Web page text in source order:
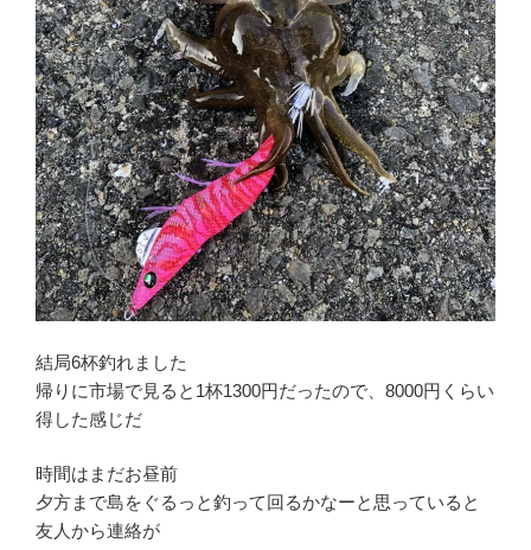
結局6杯釣れました
帰りに市場で見ると1杯1300円だったので、8000円くらい
得した感じだ
時間はまだお昼前
夕方まで島をぐるっと釣って回るかなーと思っていると
友人から連絡が